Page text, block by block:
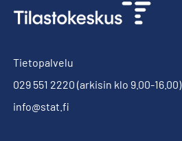
Tietopalvelu
029 551 2220 (arkisin klo 9.00-16.00)
info@stat.fi